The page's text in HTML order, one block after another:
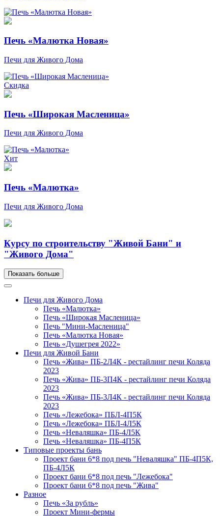
Печь «Малютка Новая»
Печи для Живого Дома
Скидка
Печь «Широкая Масленица»
Печи для Живого Дома
Хит
Печь «Малютка»
Печи для Живого Дома
Курсу по строительству "Живой Бани" и
"Живого Дома"
Показать больше
Печи для Живого Дома
Печь «Малютка»
Печь «Широкая Масленица»
Печь "Мини-Масленица"
Печь «Малютка Новая»
Печь «Душегрея 2022»
Печи для Живой Бани
Печь «Жива» ПБ-2Л4К - рестайлинг печи Коляда
2023
Печь «Жива» ПБ-3П4К - рестайлинг печи Коляда
2023
Печь «Жива» ПБ-3Л4К - рестайлинг печи Коляда
2023
Печь «Лежебока» ПБЛ-4П5К
Печь «Лежебока» ПБЛ-4Л5К
Печь «Неваляшка» ПБ-4Л5К
Печь «Неваляшка» ПБ-4П5К
Типовые проекты бань
Проект бани 6*8 под печь "Неваляшка" ПБ-4П5К,
ПБ-4Л5К
Проект бани 6*8 под печь "Лежебока"
Проект бани 6*8 под печь "Жива"
Разное
Печь «За рубль»
Проект Мини-фермы